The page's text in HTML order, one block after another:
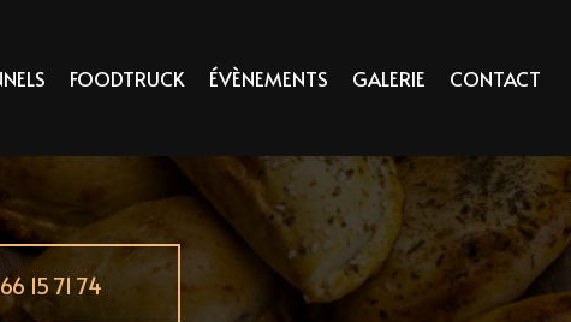
FOODTRUCK ÉVÈNEMENTS GALERIE CONTACT
15 71 74